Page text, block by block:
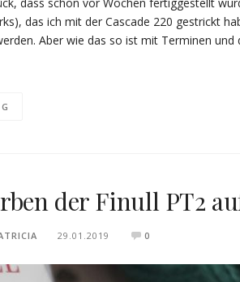
dass schon vor Wochen fertiggestellt
das ich mit der Cascade 220 gestrickt
Aber wie das so ist mit Terminen
der Finull PT2
29.01.2019 0